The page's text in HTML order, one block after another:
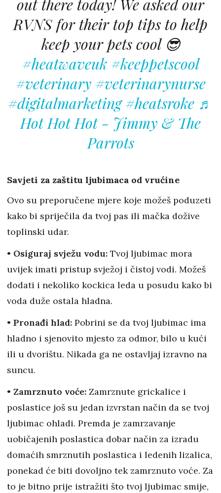
out there today! We asked our
RVNS for their top tips to help
keep your pets cool 😎
#heatwaveuk #keeppetscool
#veterinary #veterinarynurse
#digitalmarketing #heatsroke ♬
Hot Hot Hot - Jimmy & The
Parrots
Savjeti za zaštitu ljubimaca od vrućine
Ovo su preporučene mjere koje možeš poduzeti
kako bi spriječila da tvoj pas ili mačka dožive
toplinski udar.
• Osiguraj svježu vodu: Tvoj ljubimac mora
uvijek imati pristup svježoj i čistoj vodi. Možeš
dodati i nekoliko kockica leda u posudu kako bi
voda duže ostala hladna.
• Pronađi hlad: Pobrini se da tvoj ljubimac ima
hladno i sjenovito mjesto za odmor, bilo u kući
ili u dvorištu. Nikada ga ne ostavljaj izravno na
suncu.
• Zamrznuto voće: Zamrznute grickalice i
poslastice još su jedan izvrstan način da se tvoj
ljubimac ohladi. Premda je zamrzavanje
uobičajenih poslastica dobar način za izradu
domaćih smrznutih poslastica i ledenih lizalica,
ponekad će biti dovoljno tek zamrznuto voće. Za
to je bitno prije istražiti što tvoj ljubimac smije,